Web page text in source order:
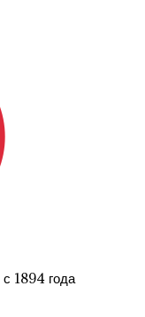
1894 года